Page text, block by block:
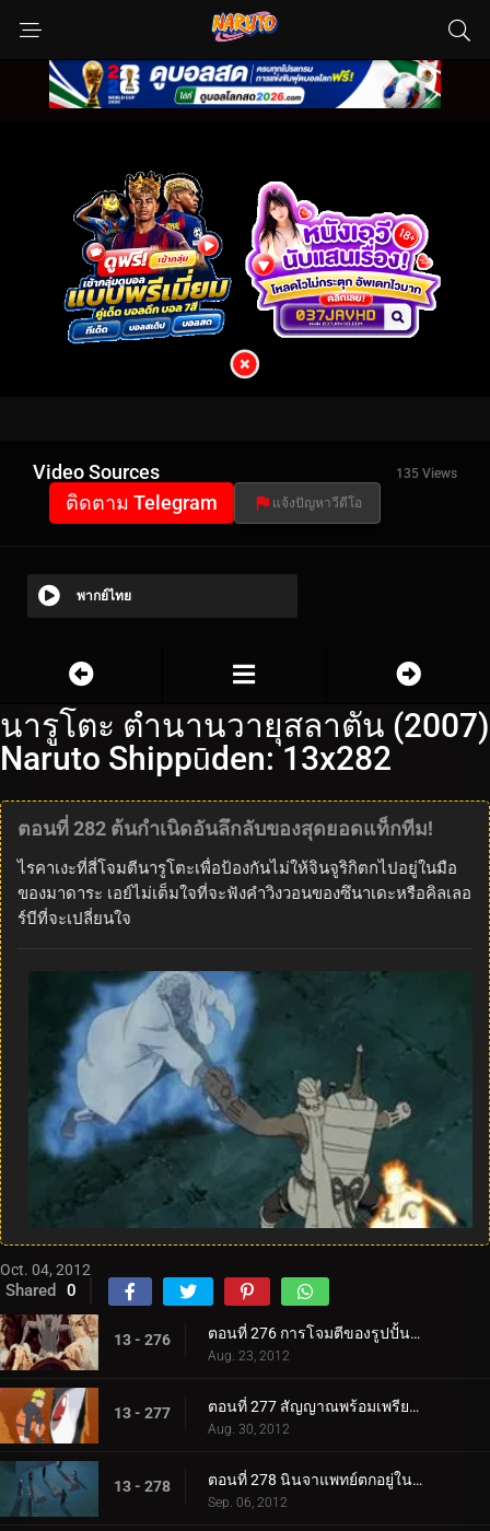
Video Sources 135 Views
ติดตาม Telegram แจ้งปัญหาวีดีโอ
พากย์ไทย
นารูโตะ ตำนานวายุสลาตัน (2007)
Naruto Shippūden: 13x282
ตอนที่ 282 ต้นกำเนิดอันลึกลับของสุดยอดแท็กทีม!
ไรคาเงะที่สี่โจมตีนารูโตะเพื่อป้องกันไม่ให้จินจูริกิตกไปอยู่ในมือ
ของมาดาระ เอย์ไม่เต็มใจที่จะฟังคำวิงวอนของซึนาเดะหรือคิลเลอ
ร์บีที่จะเปลี่ยนใจ
Oct. 04, 2012
Shared 0
13 - 276 ตอนที่ 276 การโจมตีของรูปปั้นเกโดะ
Aug. 23, 2012
13 - 277 ตอนที่ 277 สัญญาณพร้อมเพรียงกัน
Aug. 30, 2012
13 - 278 ตอนที่ 278 นินจาแพทย์ตกอยู่ในอันตราย
Sep. 06, 2012